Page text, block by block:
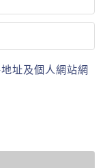
址及個人網站網